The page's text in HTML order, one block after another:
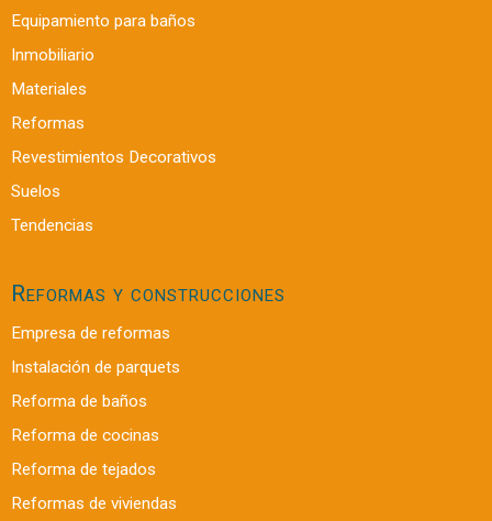
Equipamiento para baños
Inmobiliario
Materiales
Reformas
Revestimientos Decorativos
Suelos
Tendencias
Reformas y construcciones
Empresa de reformas
Instalación de parquets
Reforma de baños
Reforma de cocinas
Reforma de tejados
Reformas de viviendas